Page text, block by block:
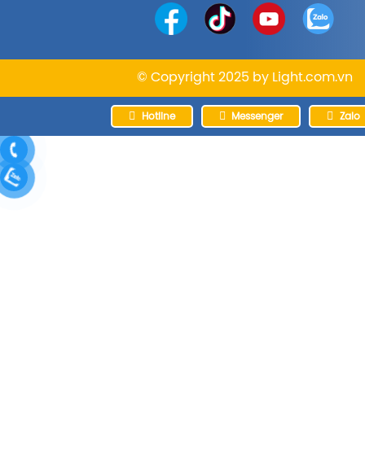
© Copyright 2025 by Light.com.vn
Hotline Messenger Zalo